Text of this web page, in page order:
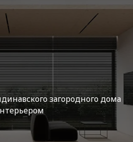
загородного дома